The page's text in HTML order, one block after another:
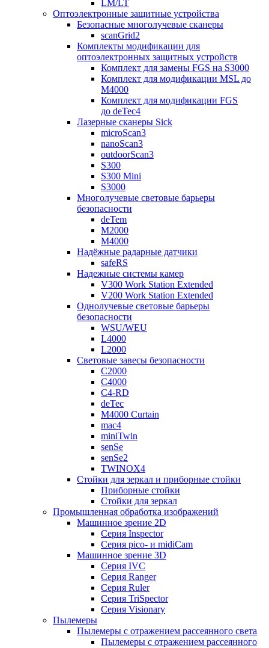
LM/LT
Оптоэлектронные защитные устройства
Безопасные многолучевые сканеры
scanGrid2
Комплекты модификации для
оптоэлектронных защитных устройств
Комплект для замены FGS на S3000
Комплект для модификации MSL до
M4000
Комплект для модификации FGS
до deTec4
Лазерные сканеры Sick
microScan3
nanoScan3
outdoorScan3
S300
S300 Mini
S3000
Многолучевые световые барьеры
безопасности
deTem
M2000
M4000
Надёжные радарные датчики
safeRS
Надежные системы камер
V300 Work Station Extended
V200 Work Station Extended
Однолучевые световые барьеры
безопасности
WSU/WEU
L4000
L2000
Световые завесы безопасности
C2000
C4000
C4-RD
deTec
M4000 Curtain
mac4
miniTwin
senSe
senSe2
TWINOX4
Стойки для зеркал и приборные стойки
Приборные стойки
Стойки для зеркал
Промышленная обработка изображений
Машинное зрение 2D
Серия Inspector
Серия pico- и midiCam
Машинное зрение 3D
Серия IVC
Серия Ranger
Серия Ruler
Серия TriSpector
Серия Visionary
Пылемеры
Пылемеры с отражением рассеянного света
Пылемеры с отражением рассеянного